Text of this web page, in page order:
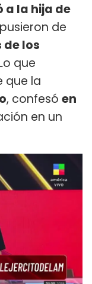
a la hija de
de
los
que
que la
, confesó en
en un